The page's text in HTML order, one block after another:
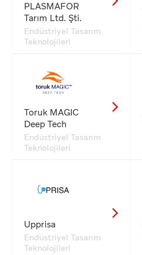
PLASMAFOR
Tarım Ltd. Şti.
Endüstriyel Tasarım
Teknolojileri
Toruk MAGIC
Deep Tech
Endüstriyel Tasarım
Teknolojileri
Upprisa
Endüstriyel Tasarım
Teknolojileri